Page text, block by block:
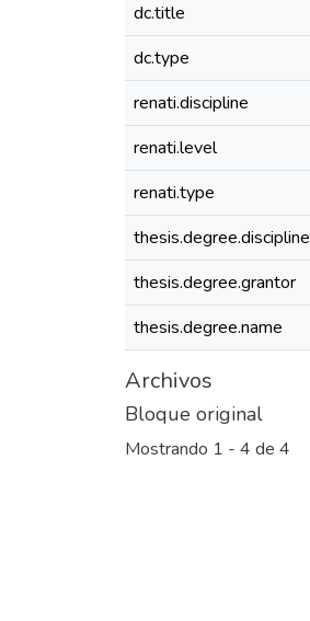
dc.title
dc.type
renati.discipline
renati.level
renati.type
thesis.degree.discipline
thesis.degree.grantor
thesis.degree.name
Archivos
Bloque original
Mostrando 1 - 4 de 4